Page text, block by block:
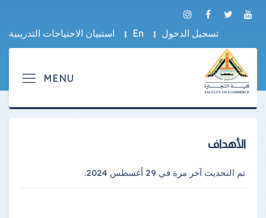
تسجيل الدخول En استبيان الاحتياجات التدريبية
الأهداف
تم التحديث آخر مرة في 29 أغسطس 2024 .